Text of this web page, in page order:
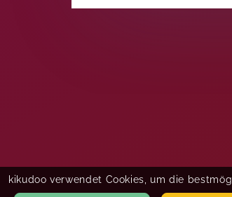
kikudoo verwendet Cookies, um die